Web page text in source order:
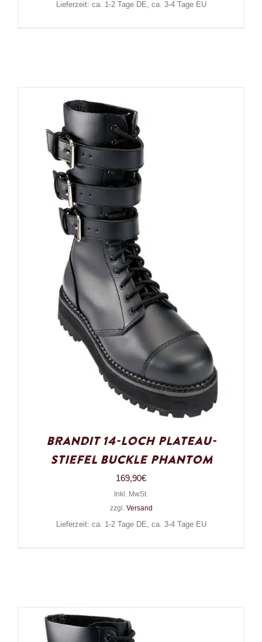
Lieferzeit: ca. 1-2 Tage DE, ca. 3-4 Tage EU
Brandit 14-Loch Plateau-
Stiefel Buckle Phantom
169,90€
Inkl. MwSt.
zzgl. Versand
Lieferzeit: ca. 1-2 Tage DE, ca. 3-4 Tage EU